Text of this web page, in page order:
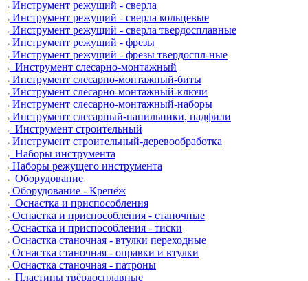
Инструмент режущий - сверла
Инструмент режущий - сверла кольцевые
Инструмент режущий - сверла твердосплавные
Инструмент режущий - фрезы
Инструмент режущий - фрезы твердоспл-ные
Инструмент слесарно-монтажный
Инструмент слесарно-монтажный-биты
Инструмент слесарно-монтажный-ключи
Инструмент слесарно-монтажный-наборы
Инструмент слесарный-напильники, надфили
Инструмент строительный
Инструмент строительный-деревообработка
Наборы инструмента
Наборы режущего инструмента
Оборудование
Оборудование - Крепёж
Оснастка и приспособления
Оснастка и приспособления - станочные
Оснастка и приспособления - тиски
Оснастка станочная - втулки переходные
Оснастка станочная - оправки и втулки
Оснастка станочная - патроны
Пластины твёрдосплавные